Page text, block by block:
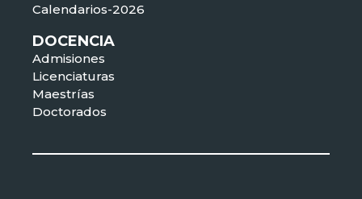
Calendarios-2026
DOCENCIA
Admisiones
Licenciaturas
Maestrías
Doctorados